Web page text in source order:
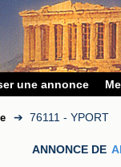
une annonce
➔ 76111 - YPORT
ANNONCE DE